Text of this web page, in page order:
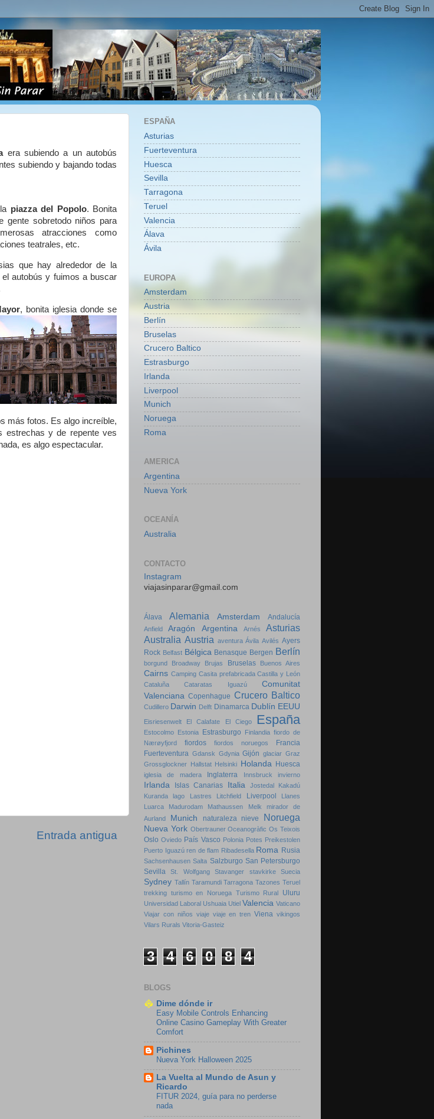
era subiendo a un autobús
subiendo y bajando todas
piazza del Popolo. Bonita
gente sobretodo niños para
atracciones como
teatrales, etc.
que hay alrededor de la
autobús y fuimos a buscar
, bonita iglesia donde se
más fotos. Es algo increíble,
estrechas y de repente ves
es algo espectacular.
Entrada antigua
ESPAÑA
Asturias
Fuerteventura
Huesca
Sevilla
Tarragona
Teruel
Valencia
Álava
Ávila
EUROPA
Amsterdam
Austria
Berlín
Bruselas
Crucero Baltico
Estrasburgo
Irlanda
Liverpool
Munich
Noruega
Roma
AMERICA
Argentina
Nueva York
OCEANÍA
Australia
CONTACTO
Instagram
viajasinparar@gmail.com
Álava Alemania Amsterdam Andalucía
Anfield Aragón Argentina Arnés
Asturias
Australia Austria aventura Ávila Avilés Ayers
Rock Belfast Bélgica Benasque Bergen Berlín
borgund Broadway Brujas Bruselas Buenos Aires
Cairns Camping Casita prefabricada Castilla y León
Cataluña
Cataratas Iguazú
Comunitat
Valenciana Copenhague Crucero Baltico
Cudillero Darwin Delft Dinamarca Dublín EEUU
Eisriesenwelt El Calafate El Ciego España
Estocolmo Estonia Estrasburgo Finlandia fiordo de
Nærøyfjord
fiordos fiordos noruegos
Francia
Fuerteventura Gdansk Gdynia Gijón glaciar Graz
Grossglockner Hallstat Helsinki Holanda Huesca
iglesia de madera Inglaterra Innsbruck invierno
Irlanda Islas Canarias Italia Jostedal
Kakadú
Kuranda
lago Lastres Litchfield Liverpool
Llanes
Luarca
Madurodam Mathaussen Melk
mirador de
Aurland
Munich naturaleza nieve Noruega
Nueva York Obertrauner Oceanogràfic Os Teixois
Oslo Oviedo País Vasco Polonia Potes Preikestolen
Puerto Iguazú ren de flam Ribadesella Roma Rusia
Sachsenhausen Salta Salzburgo San Petersburgo
Sevilla
St. Wolfgang Stavanger stavkirke Suecia
Sydney Tallín Taramundi Tarragona Tazones Teruel
trekking turismo en Noruega Turismo Rural Uluru
Universidad Laboral Ushuaia Utiel Valencia Vaticano
Viajar con niños viaje viaje en tren Viena vikingos
Vilars Rurals Vitoria-Gasteiz
3 4 6 0 8 4
BLOGS
Dime dónde ir
Easy Mobile Controls Enhancing
Online Casino Gameplay With Greater
Comfort
Pichines
Nueva York Halloween 2025
La Vuelta al Mundo de Asun y
Ricardo
FITUR 2024, guía para no perderse
nada